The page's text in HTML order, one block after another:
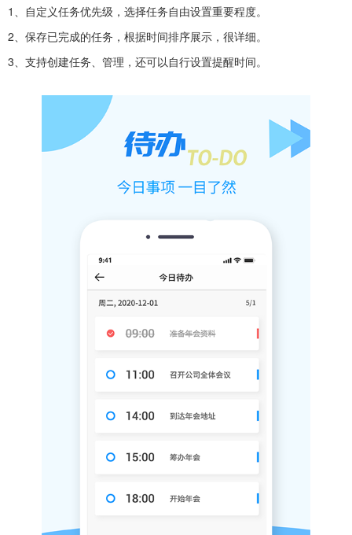
1、自定义任务优先级，选择任务自由设置重要程度。
2、保存已完成的任务，根据时间排序展示，很详细。
3、支持创建任务、管理，还可以自行设置提醒时间。